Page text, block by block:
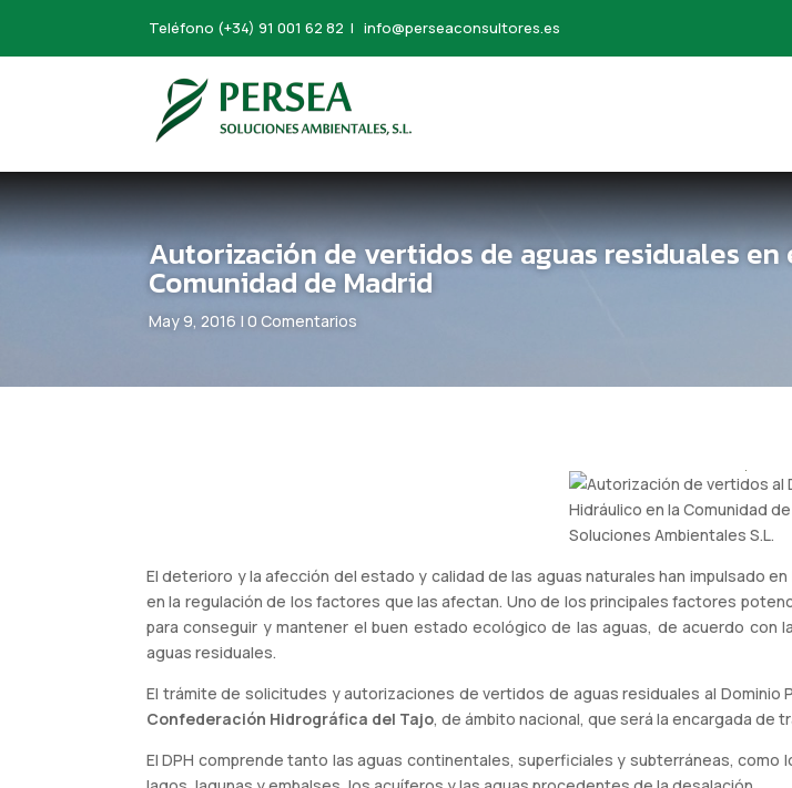
Teléfono (+34) 91 001 62 82 |info@perseaconsultores.es
Autorización de vertidos de aguas residuales
Comunidad de Madrid
May 9, 2016 |0 Comentarios
El deterioro y la afección del estado y calidad de las aguas naturales han impulsado
en la regulación de los factores que las afectan. Uno de los principales factores
para conseguir y mantener el buen estado ecológico de las aguas, de acuerdo
aguas residuales.
El trámite de solicitudes y autorizaciones de vertidos de aguas residuales al Dominio
Confederación Hidrográfica del Tajo, de ámbito nacional, que será la encargada de
El DPH comprende tanto las aguas continentales, superficiales y subterráneas,